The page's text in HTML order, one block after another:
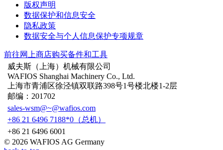
版权声明
数据保护和信息安全
隐私政策
数据安全与个人信息保护专项规章
前往网上商店购买备件和工具
威夫斯（上海）机械有限公司
WAFIOS Shanghai Machinery Co., Ltd.
上海市青浦区徐泾镇双联路398号1号楼北楼1-2层
邮编：201702
sales-wsm@~@wafios.com
+86 21 6496 7188*0（总机）
+86 21 6496 6001
© 2026 WAFIOS AG Germany